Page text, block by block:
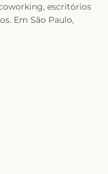
escritórios
Em São Paulo,